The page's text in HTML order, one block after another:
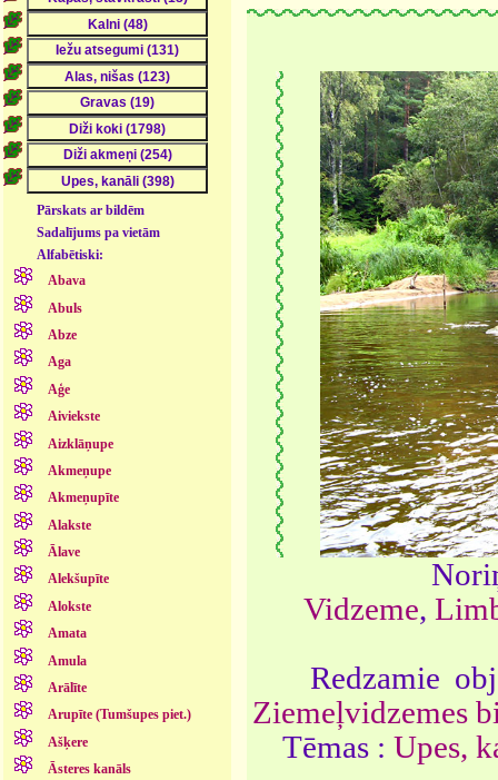
Pārskats ar bildēm
Sadalījums pa vietām
Alfabētiski:
Abava
Abuls
Abze
Aga
Aģe
Aiviekste
Aizklāņupe
Akmeņupe
Akmeņupīte
Alakste
Ālave
Alekšupīte
Alokste
Amata
Amula
Arālīte
Arupīte (Tumšupes piet.)
Ašķere
Āsteres kanāls
Vidzeme,
Redzamie
Ziemeļvidzemes
Tēmas : Upes,